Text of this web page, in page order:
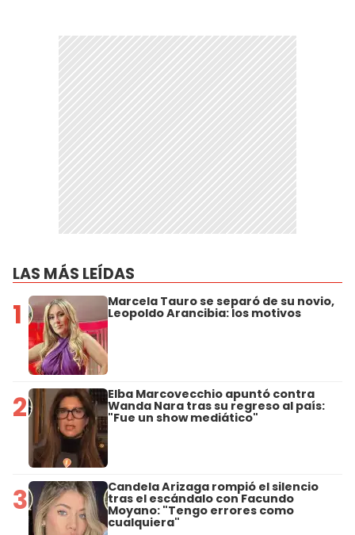
LAS MÁS LEÍDAS
1 Marcela Tauro se separó de su novio,
Leopoldo Arancibia: los motivos
2 Elba Marcovecchio apuntó contra
Wanda Nara tras su regreso al país:
"Fue un show mediático"
3 Candela Arizaga rompió el silencio
tras el escándalo con Facundo
Moyano: "Tengo errores como
cualquiera"